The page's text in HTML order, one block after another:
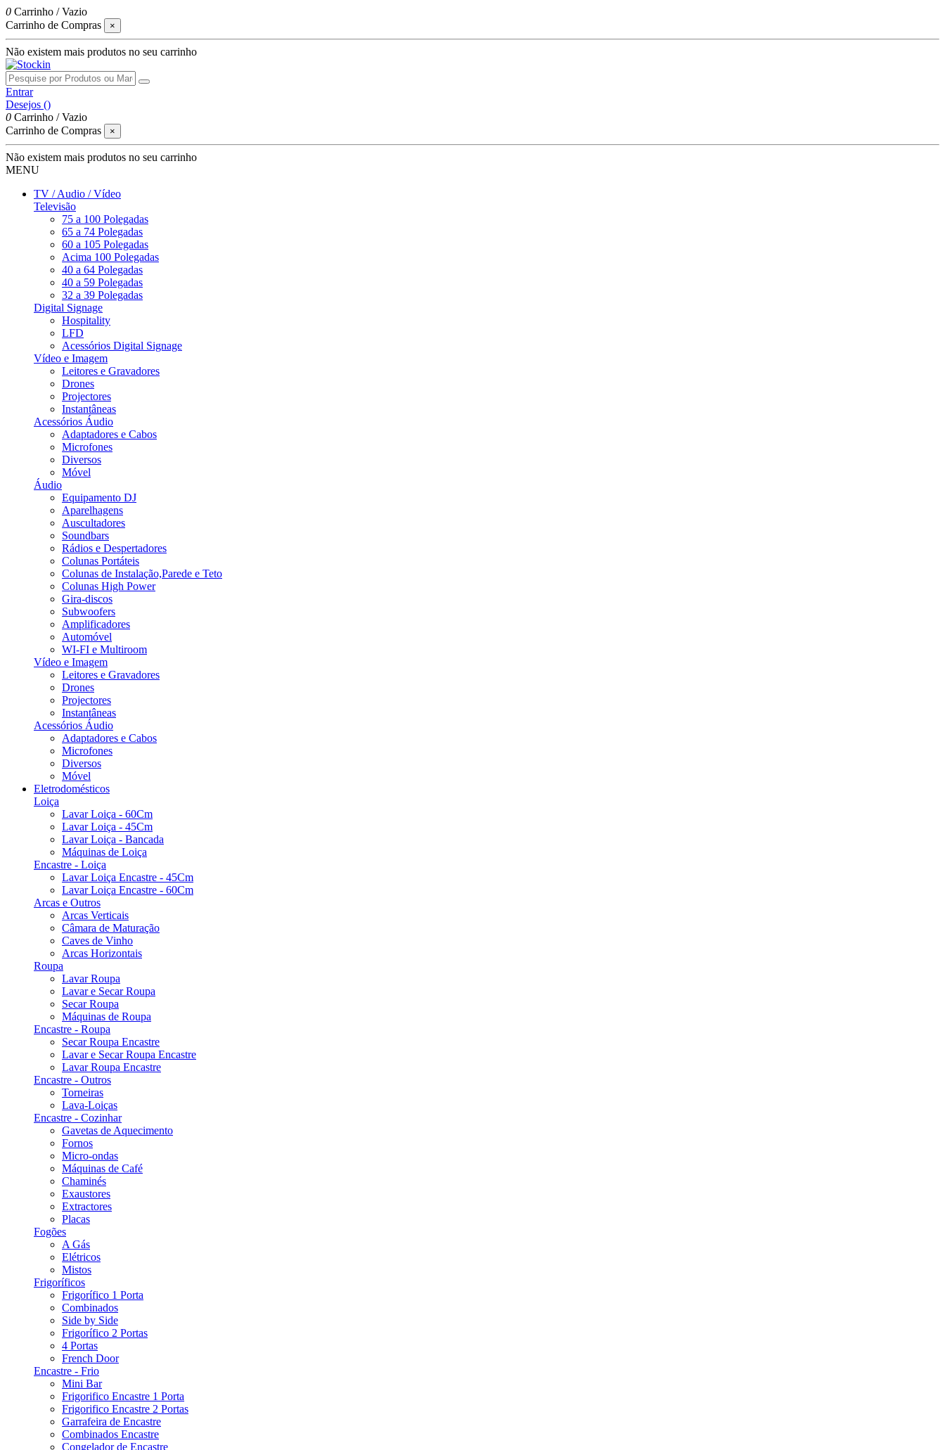
0 Carrinho /Vazio
Carrinho de Compras
×
Não existem mais produtos no seu carrinho
Entrar
Desejos ()
0 Carrinho /Vazio
Carrinho de Compras
×
Não existem mais produtos no seu carrinho
MENU
TV / Audio / Vídeo
Televisão
75 a 100 Polegadas
65 a 74 Polegadas
60 a 105 Polegadas
Acima 100 Polegadas
40 a 64 Polegadas
40 a 59 Polegadas
32 a 39 Polegadas
Digital Signage
Hospitality
LFD
Acessórios Digital Signage
Vídeo e Imagem
Leitores e Gravadores
Drones
Projectores
Instantâneas
Acessórios Áudio
Adaptadores e Cabos
Microfones
Diversos
Móvel
Áudio
Equipamento DJ
Aparelhagens
Auscultadores
Soundbars
Rádios e Despertadores
Colunas Portáteis
Colunas de Instalação,Parede e Teto
Colunas High Power
Gira-discos
Subwoofers
Amplificadores
Automóvel
WI-FI e Multiroom
Vídeo e Imagem
Leitores e Gravadores
Drones
Projectores
Instantâneas
Acessórios Áudio
Adaptadores e Cabos
Microfones
Diversos
Móvel
Eletrodomésticos
Loiça
Lavar Loiça - 60Cm
Lavar Loiça - 45Cm
Lavar Loiça - Bancada
Máquinas de Loiça
Encastre - Loiça
Lavar Loiça Encastre - 45Cm
Lavar Loiça Encastre - 60Cm
Arcas e Outros
Arcas Verticais
Câmara de Maturação
Caves de Vinho
Arcas Horizontais
Roupa
Lavar Roupa
Lavar e Secar Roupa
Secar Roupa
Máquinas de Roupa
Encastre - Roupa
Secar Roupa Encastre
Lavar e Secar Roupa Encastre
Lavar Roupa Encastre
Encastre - Outros
Torneiras
Lava-Loiças
Encastre - Cozinhar
Gavetas de Aquecimento
Fornos
Micro-ondas
Máquinas de Café
Chaminés
Exaustores
Extractores
Placas
Fogões
A Gás
Elétricos
Mistos
Frigoríficos
Frigorífico 1 Porta
Combinados
Side by Side
Frigorífico 2 Portas
4 Portas
French Door
Encastre - Frio
Mini Bar
Frigorifico Encastre 1 Porta
Frigorifico Encastre 2 Portas
Garrafeira de Encastre
Combinados Encastre
Congelador de Encastre